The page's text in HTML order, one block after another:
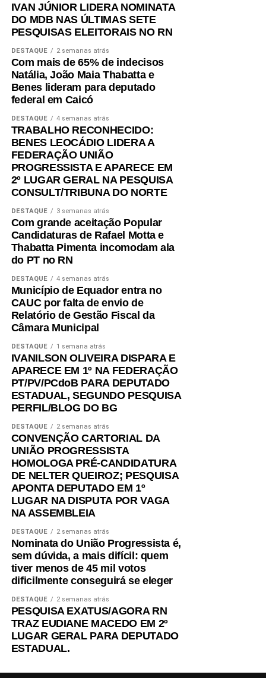
IVAN JÚNIOR LIDERA NOMINATA
DO MDB NAS ÚLTIMAS SETE
PESQUISAS ELEITORAIS NO RN
DESTAQUE 2 semanas atrás
Com mais de 65% de indecisos
Natália, João Maia Thabatta e
Benes lideram para deputado
federal em Caicó
DESTAQUE 4 semanas atrás
TRABALHO RECONHECIDO:
BENES LEOCÁDIO LIDERA A
FEDERAÇÃO UNIÃO
PROGRESSISTA E APARECE EM
2º LUGAR GERAL NA PESQUISA
CONSULT/TRIBUNA DO NORTE
DESTAQUE 3 semanas atrás
Com grande aceitação Popular
Candidaturas de Rafael Motta e
Thabatta Pimenta incomodam ala
do PT no RN
DESTAQUE 4 semanas atrás
Município de Equador entra no
CAUC por falta de envio de
Relatório de Gestão Fiscal da
Câmara Municipal
DESTAQUE 1 semana atrás
IVANILSON OLIVEIRA DISPARA E
APARECE EM 1º NA FEDERAÇÃO
PT/PV/PCdoB PARA DEPUTADO
ESTADUAL, SEGUNDO PESQUISA
PERFIL/BLOG DO BG
DESTAQUE 2 semanas atrás
CONVENÇÃO CARTORIAL DA
UNIÃO PROGRESSISTA
HOMOLOGA PRÉ-CANDIDATURA
DE NELTER QUEIROZ; PESQUISA
APONTA DEPUTADO EM 1º
LUGAR NA DISPUTA POR VAGA
NA ASSEMBLEIA
DESTAQUE 2 semanas atrás
Nominata do União Progressista é,
sem dúvida, a mais difícil: quem
tiver menos de 45 mil votos
dificilmente conseguirá se eleger
DESTAQUE 2 semanas atrás
PESQUISA EXATUS/AGORA RN
TRAZ EUDIANE MACEDO EM 2º
LUGAR GERAL PARA DEPUTADO
ESTADUAL.